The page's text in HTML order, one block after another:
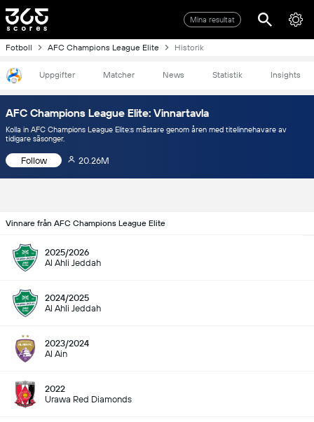
Mina resultat
Fotboll AFC Champions League Elite Historik
Uppgifter Matcher News Statistik Insights
AFC Champions League Elite: Vinnartavla
Kolla in AFC Champions League Elite:s mästare genom åren med titelinnehavare av
tidigare säsonger.
Follow 20.26M
Vinnare från AFC Champions League Elite
2025/2026
Al Ahli Jeddah
2024/2025
Al Ahli Jeddah
2023/2024
Al Ain
2022
Urawa Red Diamonds